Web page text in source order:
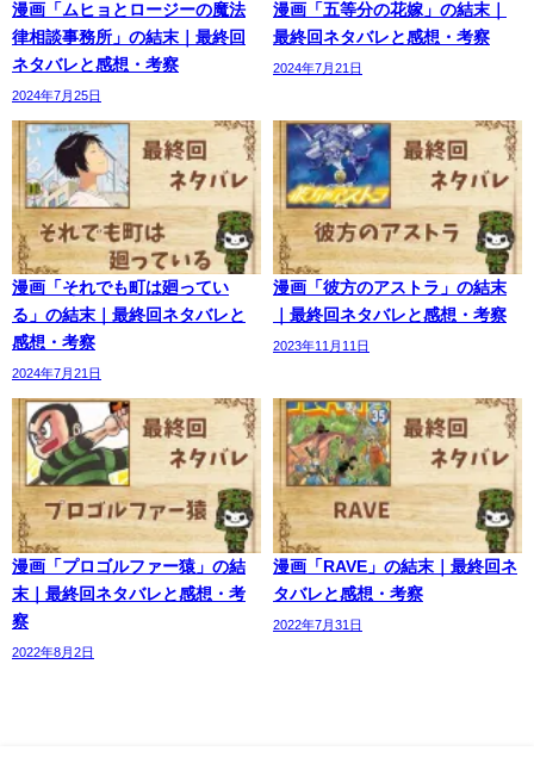
漫画「ムヒョとロージーの魔法
律相談事務所」の結末｜最終回
ネタバレと感想・考察
2024年7月25日
漫画「五等分の花嫁」の結末｜
最終回ネタバレと感想・考察
2024年7月21日
漫画「それでも町は廻ってい
る」の結末｜最終回ネタバレと
感想・考察
2024年7月21日
漫画「彼方のアストラ」の結末
｜最終回ネタバレと感想・考察
2023年11月11日
漫画「プロゴルファー猿」の結
末｜最終回ネタバレと感想・考
察
2022年8月2日
漫画「RAVE」の結末｜最終回ネ
タバレと感想・考察
2022年7月31日